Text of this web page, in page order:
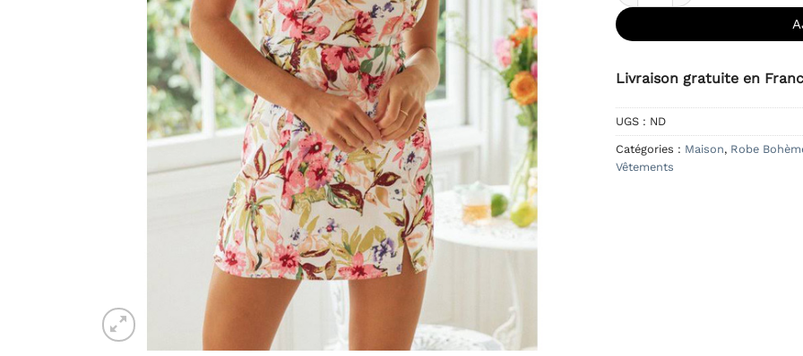
Livraison gratuite en
UGS : ND
Catégories : Maison, Robe
Vêtements